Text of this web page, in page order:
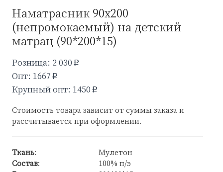
Наматрасник 90х200
(непромокаемый) на детский
матрац (90*200*15)
Розница: 2 030 p
Опт: 1667 p
Крупный опт: 1450 p
Стоимость товара зависит от суммы заказа и
рассчитывается при оформлении.
Ткань:
Мулетон
Состав:
100% п/э